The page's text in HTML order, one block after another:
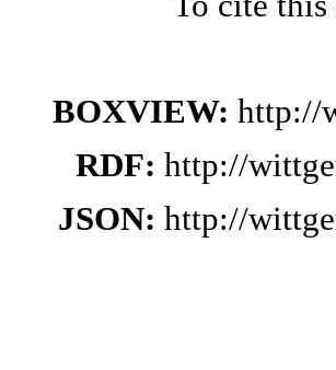
BOXVIEW: http://
RDF: http://
JSON: http://